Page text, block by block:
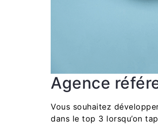
Agence
Vous souhaitez
dans le top 3 lorsqu’on